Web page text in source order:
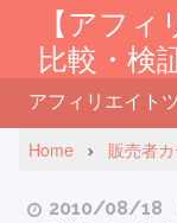
【アフ
比較・検
アフィリエイト
Home 販売者
2010/08/18